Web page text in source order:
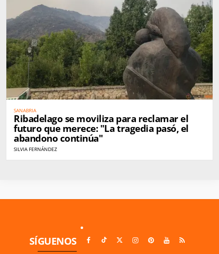
SANABRIA
Ribadelago se moviliza para reclamar el
futuro que merece: "La tragedia pasó, el
abandono continúa"
SILVIA FERNÁNDEZ
SÍGUENOS